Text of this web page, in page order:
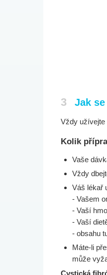
3 Jak
Vždy užívejte
Kolik
Vaše
Vždy
Váš lékař
- Vašem
- Vaší
- Vaší
- obsahu
Máte-li
může
Cystická